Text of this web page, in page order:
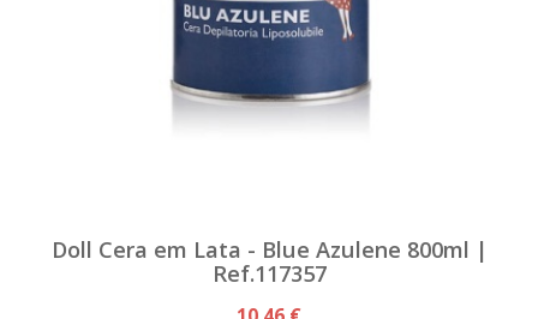
Doll Cera em Lata - Blue Azulene 800ml |
Ref.117357